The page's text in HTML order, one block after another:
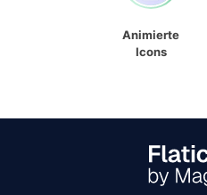
Animierte
Icons